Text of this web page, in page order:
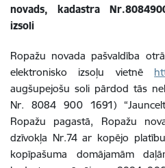
novads, kadastra
izsoli
Ropažu novada pašvaldība
elektronisko izsoļu vietnē
augšupejošu soli pārdod tās
Nr. 8084 900 1691)
Ropažu pagastā, Ropažu
dzīvokļa Nr.74 ar kopējo
kopīpašuma domājamām